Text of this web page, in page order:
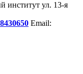
институт ул. 13-я
Email: